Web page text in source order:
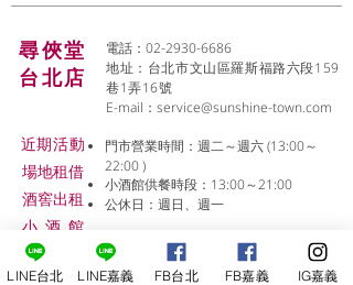
尋俠堂
台北店
電話：02-2930-6686
地址：台北市文山區羅斯福路六段159
巷1弄16號
E-mail： service@sunshine-town.com
近期活動
場地租借
​酒窖出租
小酒 館
線上報名
門市營業時間：週二～週六 (13:00～
22:00 )
小酒館供餐時段：13:00～21:00
公休日：週日、週一
LINE台北 LINE嘉義 FB台北 FB嘉義 IG嘉義